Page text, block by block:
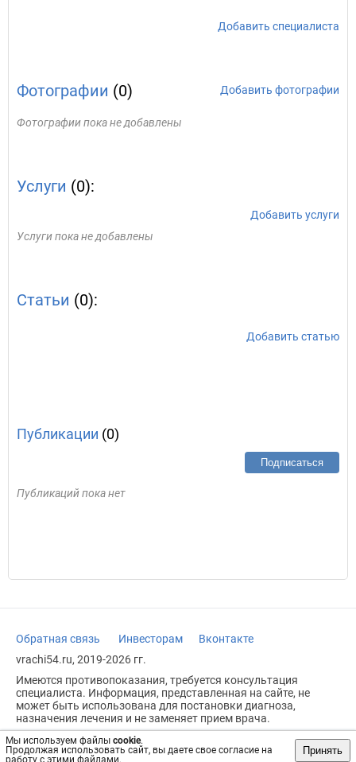
Мы используем файлы cookie.
Продолжая использовать сайт, вы даете свое согласие на
работу с этими файлами.
Принять
Добавить специалиста
Фотографии (0) Добавить фотографии
Фотографии пока не добавлены
Услуги (0):
Добавить услуги
Услуги пока не добавлены
Статьи (0):
Добавить статью
Публикации (0)
Подписаться
Публикаций пока нет
Обратная связь Инвесторам
Вконтакте
vrachi54.ru, 2019-2026 гг.
Имеются противопоказания, требуется консультация
специалиста. Информация, представленная на сайте, не
может быть использована для постановки диагноза,
назначения лечения и не заменяет прием врача.
Возрастное ограничение: 18+